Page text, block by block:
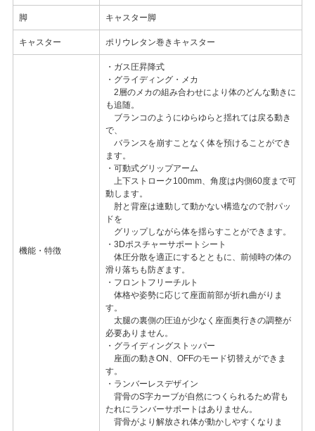
脚 キャスター脚
キャスター ポリウレタン巻きキャスター
機能・特徴
・ガス圧昇降式
・グライディング・メカ
2層のメカの組み合わせにより体のどんな動きに
も追随。
ブランコのようにゆらゆらと揺れては戻る動き
で、
バランスを崩すことなく体を預けることができ
ます。
・可動式グリップアーム
上下ストローク100mm、角度は内側60度まで可
動します。
肘と背座は連動して動かない構造なので肘パッ
ドを
グリップしながら体を揺らすことができます。
・3Dポスチャーサポートシート
体圧分散を適正にするとともに、前傾時の体の
滑り落ちも防ぎます。
・フロントフリーチルト
体格や姿勢に応じて座面前部が折れ曲がりま
す。
太腿の裏側の圧迫が少なく座面奥行きの調整が
必要ありません。
・グライディングストッパー
座面の動きON、OFFのモード切替えができま
す。
・ランバーレスデザイン
背骨のS字カーブが自然につくられるため背も
たれにランバーサポートはありません。
背骨がより解放され体が動かしやすくなりま